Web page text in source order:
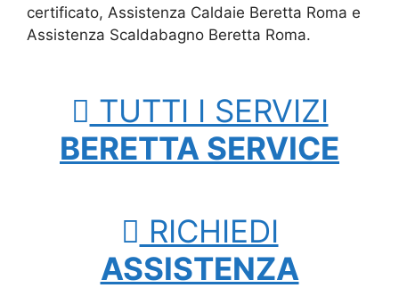
certificato, Assistenza Caldaie Beretta Roma e
Assistenza Scaldabagno Beretta Roma.
TUTTI I SERVIZI
BERETTA SERVICE
RICHIEDI
ASSISTENZA